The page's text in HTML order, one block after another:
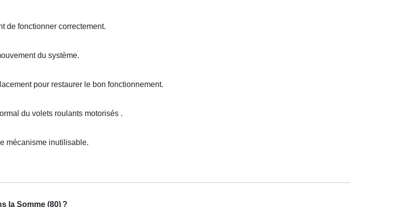
de fonctionner correctement.
du système.
pour restaurer le bon fonctionnement.
du volets roulants motorisés .
mécanisme inutilisable.
la Somme (80) ?